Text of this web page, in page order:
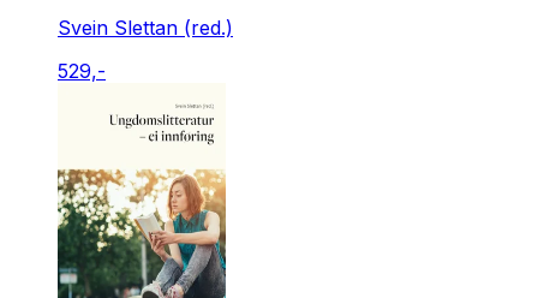
Svein Slettan (red.)
529,-